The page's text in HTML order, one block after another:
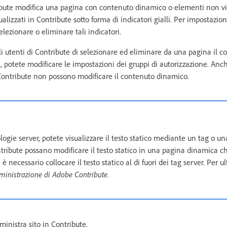
modifica una pagina con contenuto dinamico o elementi non
in Contribute sotto forma di indicatori gialli. Per
o eliminare tali indicatori.
utenti di Contribute di selezionare ed eliminare da una pagina il
modificare le impostazioni dei gruppi di autorizzazione.
non possono modificare il contenuto dinamico.
server, potete visualizzare il testo statico mediante un tag o
possano modificare il testo statico in una pagina dinamica
necessario collocare il testo statico al di fuori dei tag server. Per
di Adobe Contribute.
sito in Contribute.